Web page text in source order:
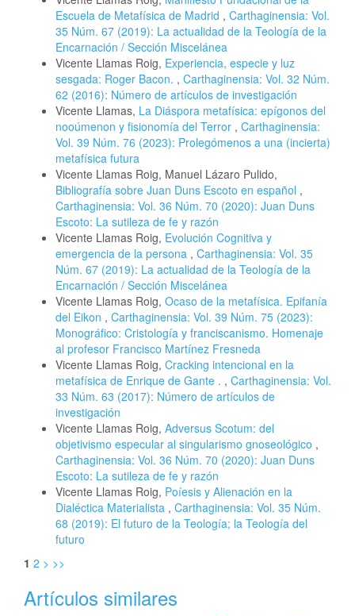
Escuela de Metafísica de Madrid , Carthaginensia: Vol.
35 Núm. 67 (2019): La actualidad de la Teología de la
Encarnación / Sección Miscelánea
Vicente Llamas Roig, Experiencia, especie y luz
sesgada: Roger Bacon. , Carthaginensia: Vol. 32 Núm.
62 (2016): Número de artículos de investigación
Vicente Llamas, La Diáspora metafísica: epígonos del
nooúmenon y fisionomía del Terror , Carthaginensia:
Vol. 39 Núm. 76 (2023): Prolegómenos a una (incierta)
metafísica futura
Vicente Llamas Roig, Manuel Lázaro Pulido,
Bibliografía sobre Juan Duns Escoto en español ,
Carthaginensia: Vol. 36 Núm. 70 (2020): Juan Duns
Escoto: La sutileza de fe y razón
Vicente Llamas Roig, Evolución Cognitiva y
emergencia de la persona , Carthaginensia: Vol. 35
Núm. 67 (2019): La actualidad de la Teología de la
Encarnación / Sección Miscelánea
Vicente Llamas Roig, Ocaso de la metafísica. Epifanía
del Eikon , Carthaginensia: Vol. 39 Núm. 75 (2023):
Monográfico: Cristología y franciscanismo. Homenaje
al profesor Francisco Martínez Fresneda
Vicente Llamas Roig, Cracking intencional en la
metafísica de Enrique de Gante . , Carthaginensia: Vol.
33 Núm. 63 (2017): Número de artículos de
investigación
Vicente Llamas Roig, Adversus Scotum: del
objetivismo especular al singularismo gnoseológico ,
Carthaginensia: Vol. 36 Núm. 70 (2020): Juan Duns
Escoto: La sutileza de fe y razón
Vicente Llamas Roig, Poíesis y Alienación en la
Dialéctica Materialista , Carthaginensia: Vol. 35 Núm.
68 (2019): El futuro de la Teología; la Teología del
futuro
1 2 > >>
Artículos similares